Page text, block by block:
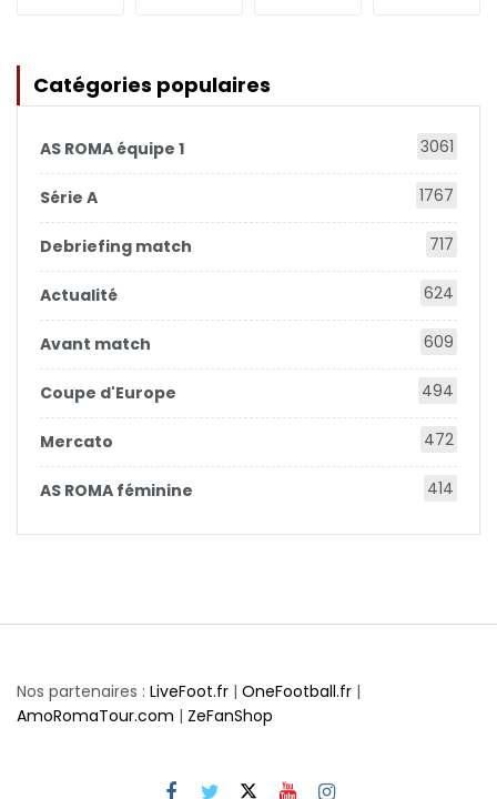
Catégories populaires
AS ROMA équipe 1 3061
Série A 1767
Debriefing match 717
Actualité 624
Avant match 609
Coupe d'Europe 494
Mercato 472
AS ROMA féminine 414
Nos partenaires : LiveFoot.fr | OneFootball.fr |
AmoRomaTour.com | ZeFanShop